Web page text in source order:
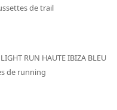
de trail
RUN HAUTE IBIZA BLEU
de running